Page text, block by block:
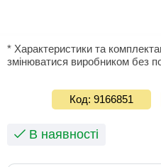
* Характеристики та
змінюватися виробником без
Код: 9166851
В наявності